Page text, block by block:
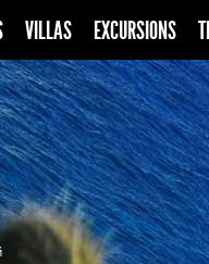
VILLAS EXCURSIONS